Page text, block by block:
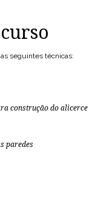
seguintes técnicas:
construção do alicerce
paredes